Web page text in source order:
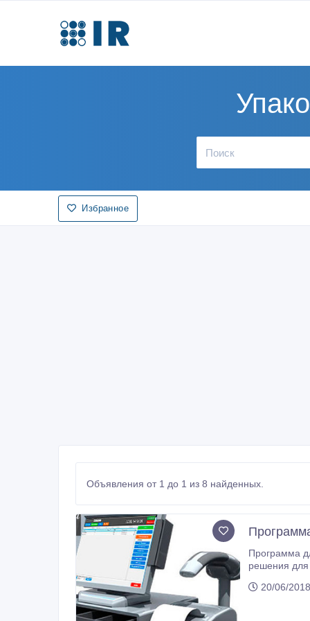
Избранное
Объявления от 1 до 1 из 8 найденных.
Программа
решения для его
товара, вести учета склада • вести учет производства • управлять несколькими бизнесами из единого аккаунта • И другое
20/06/